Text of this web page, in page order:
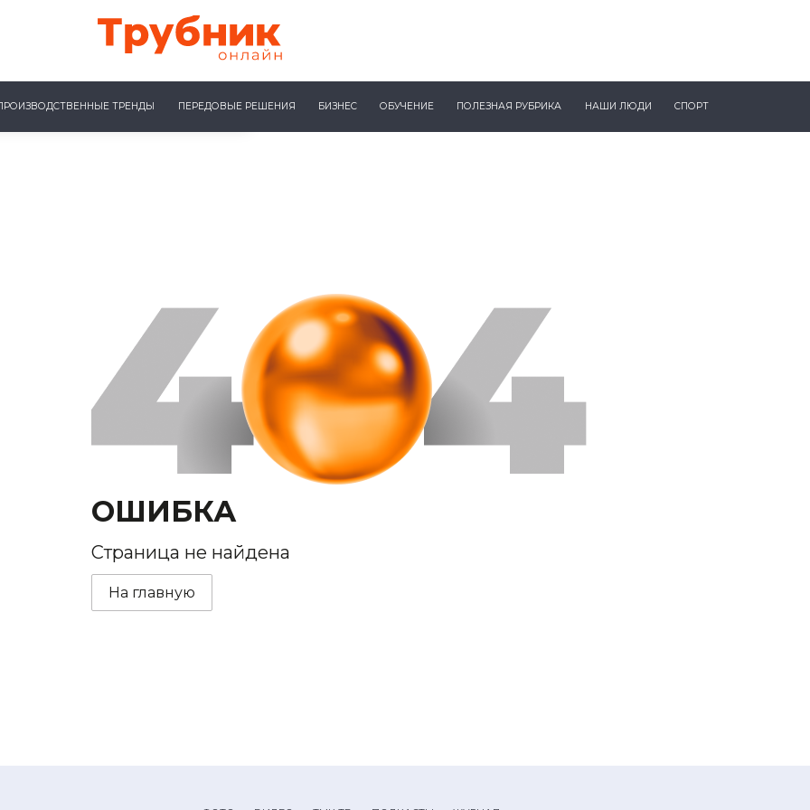
ТРЕНДЫ ПЕРЕДОВЫЕ РЕШЕНИЯ БИЗНЕС ОБУЧЕНИЕ ПОЛЕЗНАЯ РУБРИКА НАШИ ЛЮДИ СПОРТ
ОШИБКА
Страница не найдена
На главную